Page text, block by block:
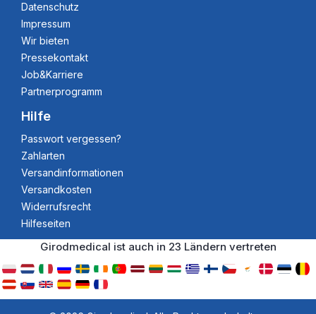
Datenschutz
Impressum
Wir bieten
Pressekontakt
Job&Karriere
Partnerprogramm
Hilfe
Passwort vergessen?
Zahlarten
Versandinformationen
Versandkosten
Widerrufsrecht
Hilfeseiten
Girodmedical ist auch in 23 Ländern vertreten